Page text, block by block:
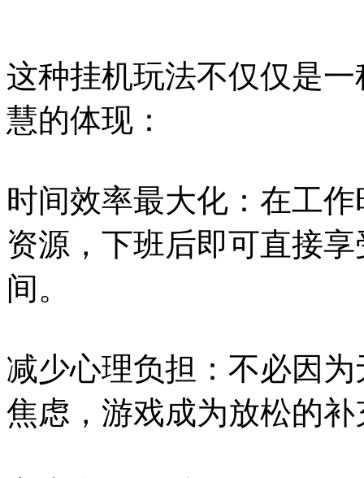
这种挂机玩法不仅仅是
慧的体现：
时间效率最大化：在工
资源，下班后即可直接
间。
减少心理负担：不必因
焦虑，游戏成为放松的